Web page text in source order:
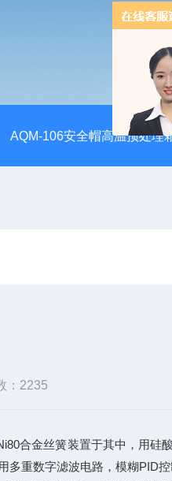
AQM-106安全帽高温预处理
：2235
合金丝簧装置于其中，用
多重数字滤波电路，模糊PID